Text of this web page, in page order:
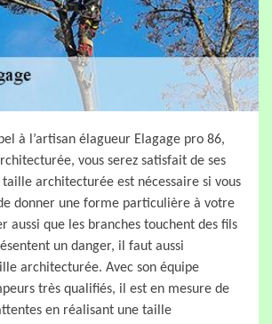
à l’artisan élagueur Elagage pro 86,
vous serez satisfait de ses
architecturée est nécessaire si vous
donner une forme particulière à votre
aussi que les branches touchent des fils
un danger, il faut aussi
architecturée. Avec son équipe
très qualifiés, il est en mesure de
en réalisant une taille